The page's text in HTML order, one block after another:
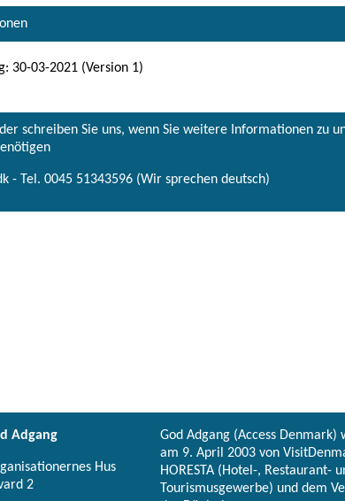
30-03-2021 (Version 1)
schreiben Sie uns, wenn Sie weitere Informationen zu
- Tel. 0045 51343596 (Wir sprechen deutsch)
Adgang
Hus
2
God Adgang (Access Denmark)
am 9. April 2003 von
HORESTA (Hotel-, Restaurant-
Tourismusgewerbe) und dem